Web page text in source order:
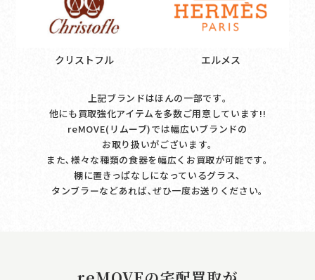
クリストフル エルメス
上記ブランドはほんの一部です｡
他にも買取強化アイテムを多数ご用意しています!!
reMOVE(リムーブ)では幅広いブランドの
お取り扱いがございます｡
また､様々な種類の食器を幅広くお買取が可能です｡
棚に置きっぱなしになっているグラス､
タンブラーなどあれば､ぜひ一度お送りください｡